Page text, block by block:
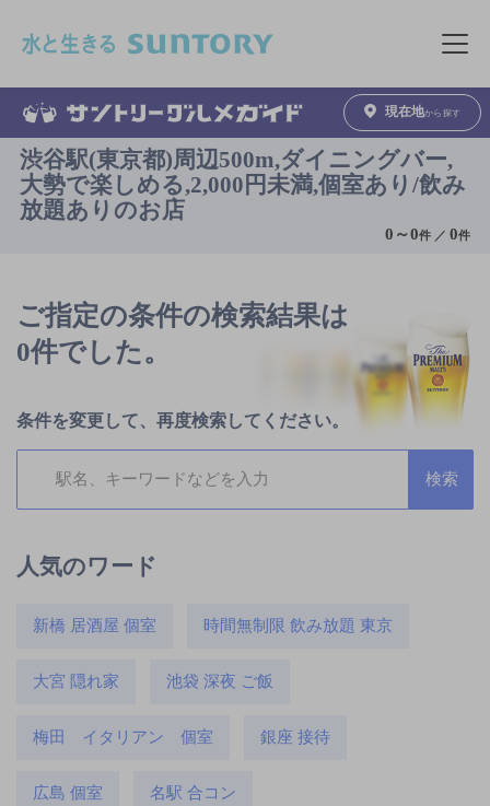
メニュ
現在地から探す
渋谷駅(東京都)周辺500m,ダイニングバー,
大勢で楽しめる,2,000円未満,個室あり/飲み
放題ありのお店
0 ～0件 ／0件
ご指定の条件の検索結果は
0件でした。
条件を変更して、再度検索してください。
人気のワード
新橋 居酒屋 個室 時間無制限 飲み放題 東京
大宮 隠れ家 池袋 深夜 ご飯
梅田 イタリアン 個室 銀座 接待
広島 個室 名駅 合コン